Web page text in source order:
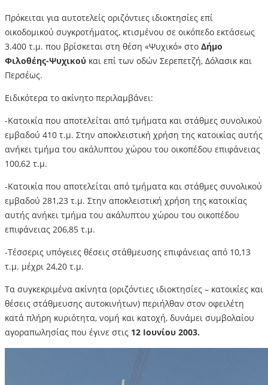
Πρόκειται για αυτοτελείς οριζόντιες ιδιοκτησίες επί
οικοδομικού συγκροτήματος, κτισμένου σε οικόπεδο εκτάσεως
3.400 τ.μ. που βρίσκεται στη θέση «Ψυχικό» στο Δήμο
Φιλοθέης-Ψυχικού και επί των οδών Σερεπετζή, Δόλασικ και
Περσέως.
Ειδικότερα το ακίνητο περιλαμβάνει:
-Κατοικία που αποτελείται από τμήματα και στάθμες συνολικού
εμβαδού 410 τ.μ. Στην αποκλειστική χρήση της κατοικίας αυτής
ανήκει τμήμα του ακάλυπτου χώρου του οικοπέδου επιφάνειας
100,62 τ.μ.
-Κατοικία που αποτελείται από τμήματα και στάθμες συνολικού
εμβαδού 281,23 τ.μ. Στην αποκλειστική χρήση της κατοικίας
αυτής ανήκει τμήμα του ακάλυπτου χώρου του οικοπέδου
επιφάνειας 206,85 τ.μ.
-Τέσσερις υπόγειες θέσεις στάθμευσης επιφάνειας από 10,13
τ.μ. μέχρι 24,20 τ.μ.
Τα συγκεκριμένα ακίνητα (οριζόντιες ιδιοκτησίες – κατοικίες και
θέσεις στάθμευσης αυτοκινήτων) περιήλθαν στον οφειλέτη
κατά πλήρη κυριότητα, νομή και κατοχή, δυνάμει συμβολαίου
αγοραπωλησίας που έγινε στις 12 Ιουνίου 2003.